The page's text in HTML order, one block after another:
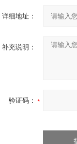
详细地址：
补充说明：
验证码：